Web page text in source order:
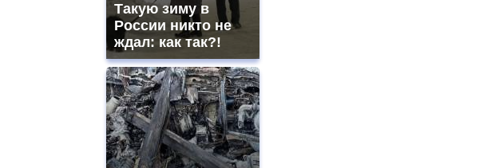
Такую зиму в
России никто не
ждал: как так?!